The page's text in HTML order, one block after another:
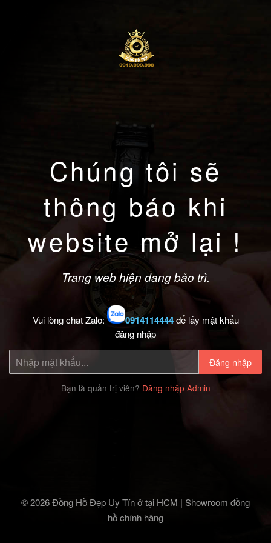
Chúng tôi sẽ
thông báo khi
website mở lại !
Trang web hiện đang bảo trì.
Vui lòng chat Zalo: 0914114444để lấy mật khẩu
đăng nhập
Đăng nhập
Bạn là quản trị viên? Đăng nhập Admin
© 2026 Đồng Hồ Đẹp Uy Tín ở tại HCM | Showroom đồng
hồ chính hãng‎